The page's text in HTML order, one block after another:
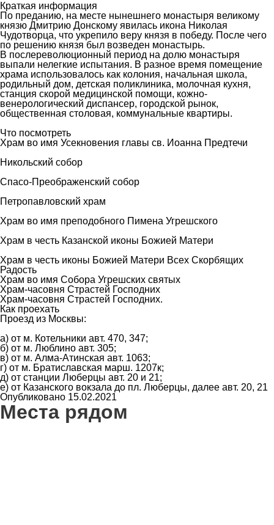
Краткая информация
По преданию, на месте нынешнего монастыря великому
князю Дмитрию Донскому явилась икона Николая
Чудотворца, что укрепило веру князя в победу. После чего
по решению князя был возведен монастырь.
В послереволюционный период на долю монастыря
выпали нелегкие испытания. В разное время помещение
храма использовалось как колония, начальная школа,
родильный дом, детская поликлиника, молочная кухня,
станция скорой медицинской помощи, кожно-
венерологический диспансер, городской рынок,
общественная столовая, коммунальные квартиры.
Что посмотреть
Храм во имя Усекновения главы св. Иоанна Предтечи
Никольский собор
Спасо-Преображенский собор
Петропавловский храм
Храм во имя преподобного Пимена Угрешского
Храм в честь Казанской иконы Божией Матери
Храм в честь иконы Божией Матери Всех Скорбящих
Радость
Храм во имя Собора Угрешских святых
Храм-часовня Страстей Господних
Храм-часовня Страстей Господних.
Как проехать
Проезд из Москвы:
а) от м. Котельники авт. 470, 347;
б) от м. Люблино авт. 305;
в) от м. Алма-Атинская авт. 1063;
г) от м. Братиславская марш. 1207к;
д) от станции Люберцы авт. 20 и 21;
е) от Казанского вокзала до пл. Люберцы, далее авт. 20, 21
Опубликовано 15.02.2021
Места рядом